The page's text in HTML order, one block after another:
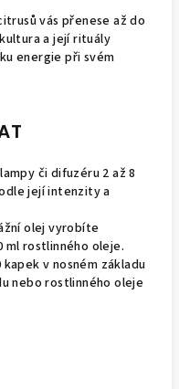
vás přenese až do
a její rituály
energie při svém
či difuzéru 2 až 8
její intenzity a
olej vyrobíte
ml rostlinného oleje.
v nosném základu
nebo rostlinného oleje